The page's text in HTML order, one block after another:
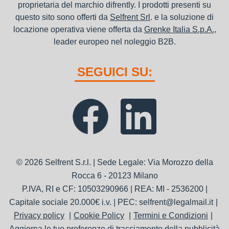
proprietaria del marchio difrently. I prodotti presenti su
questo sito sono offerti da Selfrent Srl . e la soluzione di
locazione operativa viene offerta da Grenke Italia S.p.A.,
leader europeo nel noleggio B2B.
SEGUICI SU:
© 2026 Selfrent S.r.l. | Sede Legale: Via Morozzo della
Rocca 6 - 20123 Milano
P.IVA, RI e CF: 10503290966 | REA: MI - 2536200 |
Capitale sociale 20.000€ i.v. | PEC: selfrent@legalmail.it
Privacy policy
Cookie Policy
Termini e Condizioni